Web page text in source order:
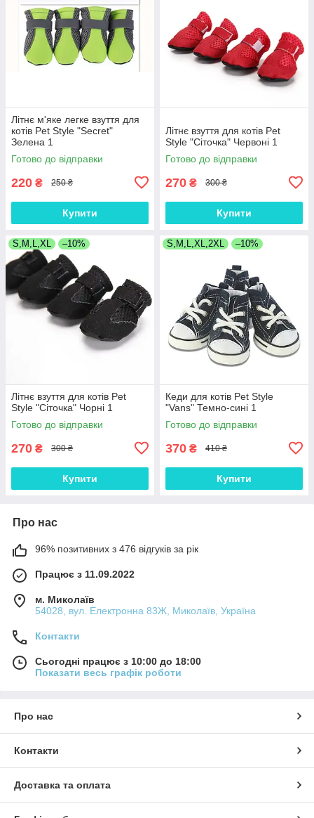
Літнє м'яке легке взуття для
котів Pet Style "Secret"
Зелена 1
Готово до відправки
220 ₴ 250 ₴
Купити
Літнє взуття для котів Pet
Style "Сіточка" Червоні 1
Готово до відправки
270 ₴ 300 ₴
Купити
S,M,L,XL –10%
Літнє взуття для котів Pet
Style "Сіточка" Чорні 1
Готово до відправки
270 ₴ 300 ₴
Купити
S,M,L,XL,2XL –10%
Кеди для котів Pet Style
"Vans" Темно-сині 1
Готово до відправки
370 ₴ 410 ₴
Купити
Про нас
96% позитивних з 476 відгуків за рік
Працює з 11.09.2022
м. Миколаїв
54028, вул. Електронна 83Ж, Миколаїв, Україна
Контакти
Сьогодні працює з 10:00 до 18:00
Показати весь графік роботи
Про нас
Контакти
Доставка та оплата